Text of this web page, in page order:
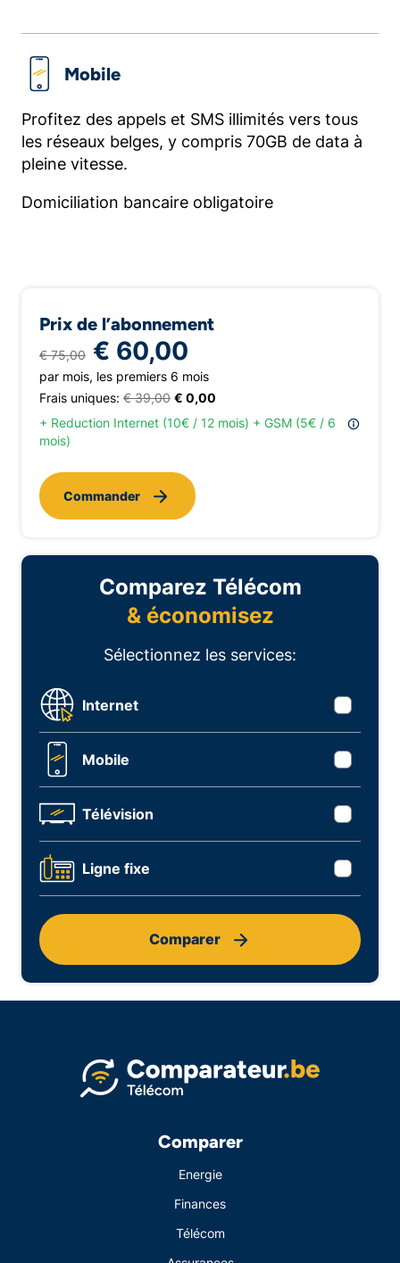
Mobile
Profitez des appels et SMS illimités vers tous
les réseaux belges, y compris 70GB de data à
pleine vitesse.
Domiciliation bancaire obligatoire
Prix de l’abonnement
€ 75,00 € 60,00
par mois, les premiers 6 mois
Frais uniques: € 39,00 € 0,00
+ Reduction Internet (10€ / 12 mois) + GSM (5€ / 6
mois)
Commander
Comparez Télécom
& économisez
Sélectionnez les services:
Internet
Mobile
Télévision
Ligne fixe
Comparer
Comparer
Energie
Finances
Télécom